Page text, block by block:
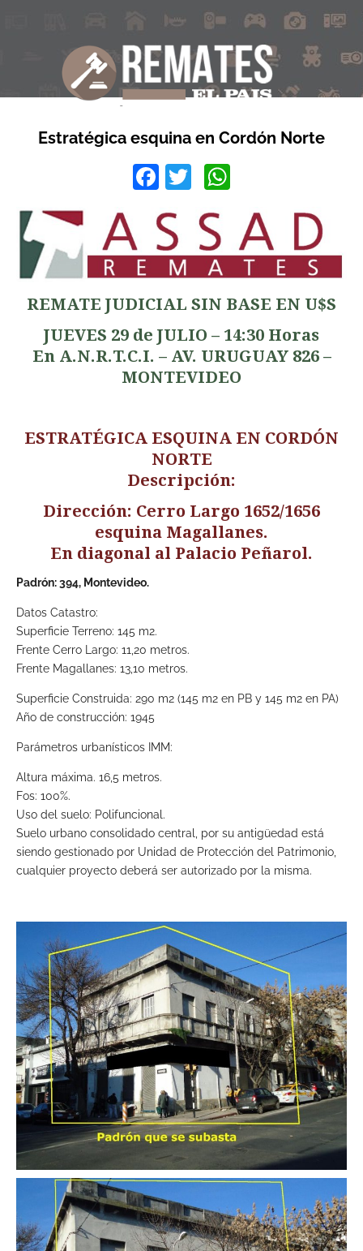
Estratégica esquina en Cordón Norte
Facebook
Twitter
REMATE JUDICIAL SIN BASE EN U$S
JUEVES 29 de JULIO – 14:30 Horas
En A.N.R.T.C.I. – AV. URUGUAY 826 –
MONTEVIDEO
ESTRATÉGICA ESQUINA EN CORDÓN
NORTE
Descripción:
Dirección: Cerro Largo 1652/1656
esquina Magallanes.
En diagonal al Palacio Peñarol.
Padrón: 394, Montevideo.
Datos Catastro:
Superficie Terreno: 145 m2.
Frente Cerro Largo: 11,20 metros.
Frente Magallanes: 13,10 metros.
Superficie Construida: 290 m2 (145 m2 en PB y 145 m2 en PA)
Año de construcción: 1945
Parámetros urbanísticos IMM:
Altura máxima. 16,5 metros.
Fos: 100%.
Uso del suelo: Polifuncional.
Suelo urbano consolidado central, por su antigüedad está
siendo gestionado por Unidad de Protección del Patrimonio,
cualquier proyecto deberá ser autorizado por la misma.